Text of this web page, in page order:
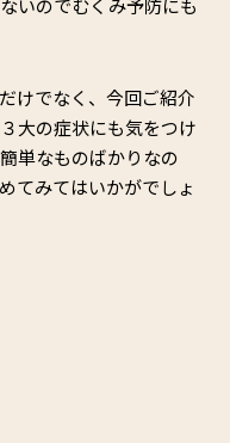
いのでむくみ予防にも
けでなく、今回ご紹介
大の症状にも気をつけ
単なものばかりなの
てみてはいかがでしょ